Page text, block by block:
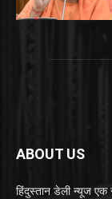
ABOUT US
हिंदुस्तान डेली न्यूज